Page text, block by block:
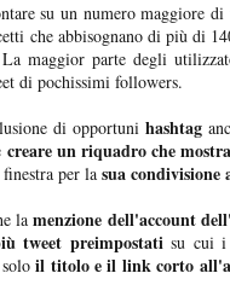
su un numero maggiore
che abbisognano di più di
maggior parte degli
di pochissimi followers.
di opportuni hashtag
creare un riquadro che
per la sua
lamenzione dell'account
tweet preimpostatisu cui i
soloil titolo e il link corto